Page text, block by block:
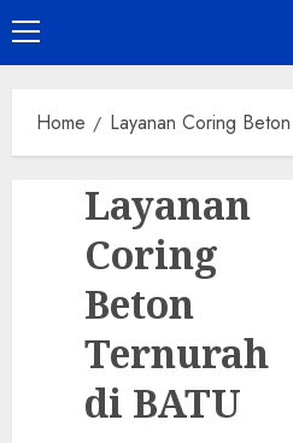
Primary
Menu
Home Layanan Coring
Layanan
Coring
Beton
Ternurah
di BATU